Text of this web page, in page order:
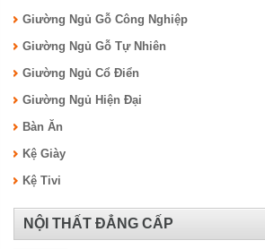
Giường Ngủ Gỗ Công Nghiệp
Giường Ngủ Gỗ Tự Nhiên
Giường Ngủ Cổ Điển
Giường Ngủ Hiện Đại
Bàn Ăn
Kệ Giày
Kệ Tivi
NỘI THẤT ĐẲNG CẤP